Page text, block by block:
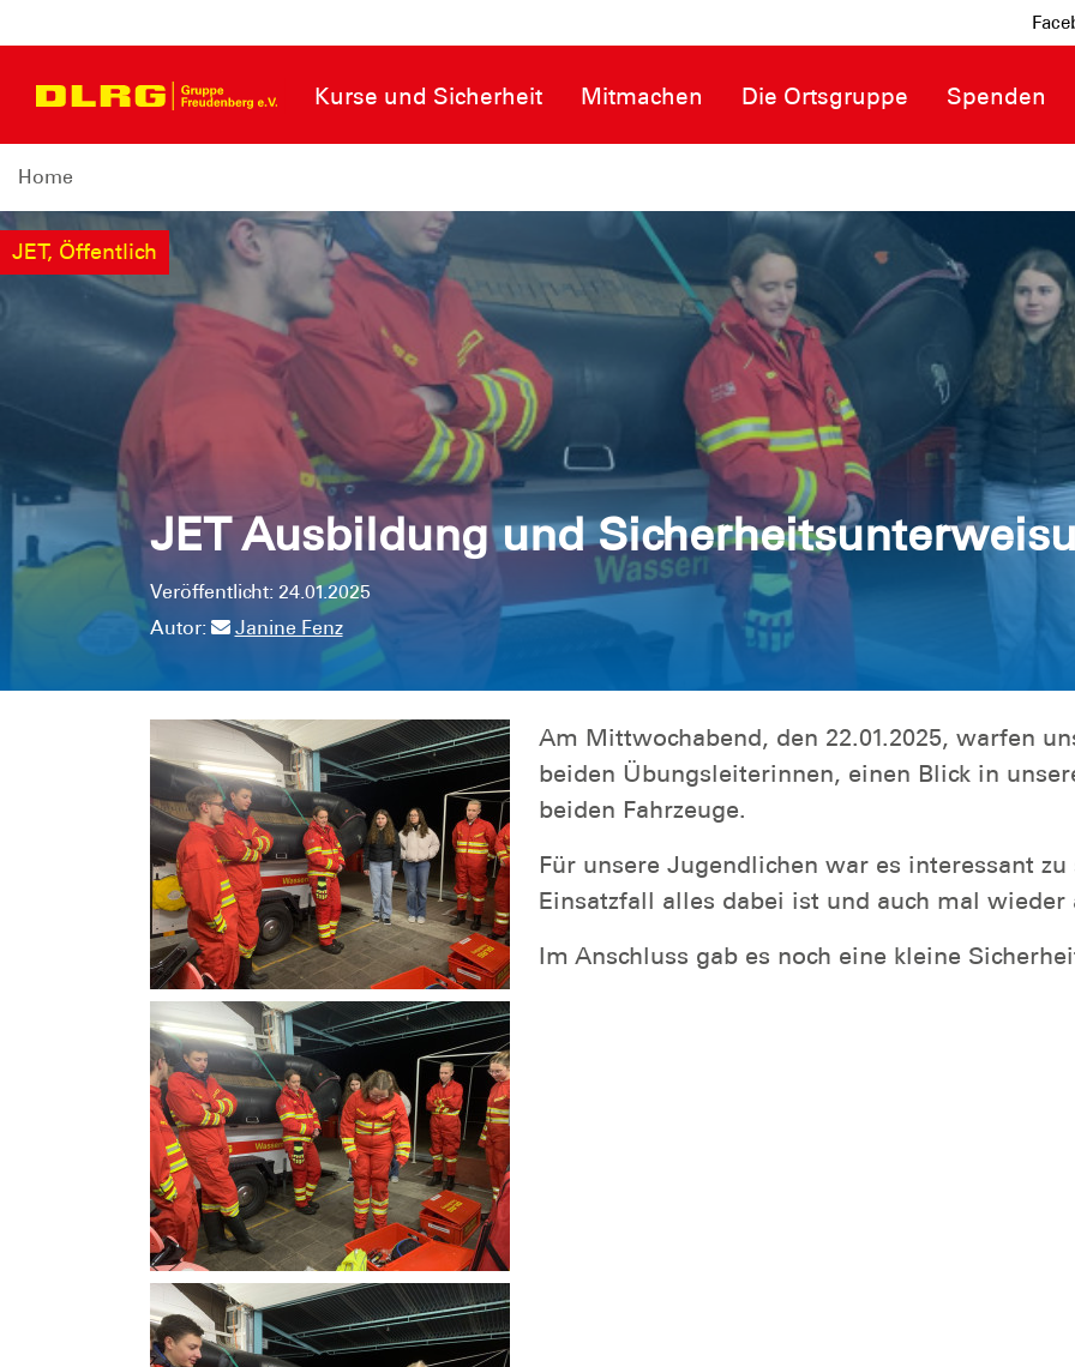
Kurse und Sicherheit Mitmachen Die Ortsgruppe Spenden
Home
JET, Öffentlich
JET Ausbildung und
Veröffentlicht: 24.01.2025
Autor:
Janine Fenz
Am Mittwochabend, den 22.01.2025, warfen
beiden Übungsleiterinnen, einen Blick in
beiden Fahrzeuge.
Für unsere Jugendlichen war es interessant
Einsatzfall alles dabei ist und auch mal
Im Anschluss gab es noch eine kleine